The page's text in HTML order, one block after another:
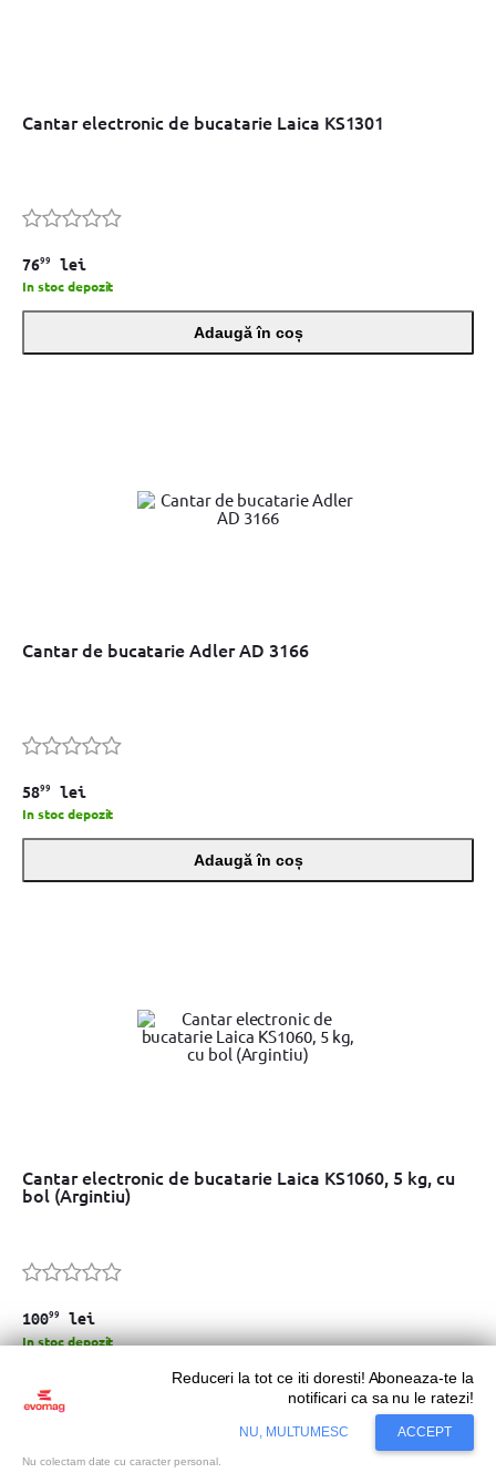
Cantar electronic de bucatarie Laica KS1301
7699 lei
In stoc depozit
Adaugă în coș
Cantar de bucatarie Adler AD 3166
5899 lei
In stoc depozit
Adaugă în coș
Cantar electronic de bucatarie Laica KS1060, 5 kg, cu
bol (Argintiu)
10099 lei
In stoc depozit
Adaugă în coș
Reduceri la tot ce iti doresti! Aboneaza-te la
notificari ca sa nu le ratezi!
NU, MULTUMESC ACCEPT
Nu colectam date cu caracter personal.